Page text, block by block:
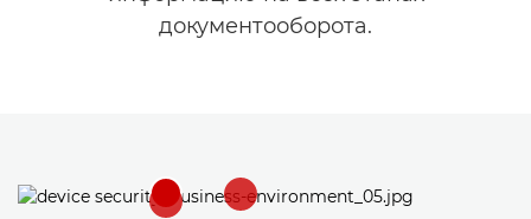
документооборота.